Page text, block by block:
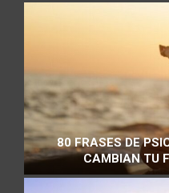
80 FRASES DE
CAMBIAN TU